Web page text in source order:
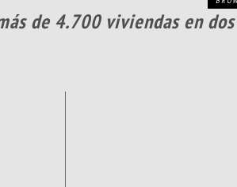
de 4.700 viviendas en